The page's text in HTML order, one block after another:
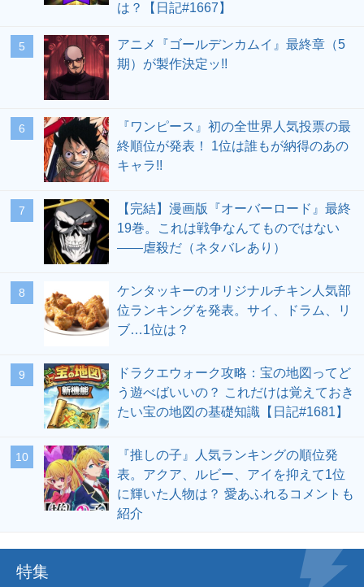
は？【日記#1667】
アニメ『ゴールデンカムイ』最終章（5
期）が製作決定ッ!!
『ワンピース』初の全世界人気投票の最
終順位が発表！ 1位は誰もが納得のあの
キャラ!!
【完結】漫画版『オーバーロード』最終
19巻。これは戦争なんてものではない
――虐殺だ（ネタバレあり）
ケンタッキーのオリジナルチキン人気部
位ランキングを発表。サイ、ドラム、リ
ブ…1位は？
ドラクエウォーク攻略：宝の地図ってど
う遊べばいいの？ これだけは覚えておき
たい宝の地図の基礎知識【日記#1681】
『推しの子』人気ランキングの順位発
表。アクア、ルビー、アイを抑えて1位
に輝いた人物は？ 愛あふれるコメントも
紹介
特集